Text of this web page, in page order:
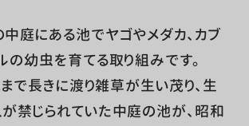
庭にある池でヤゴやメダカ、カブ
の幼虫を育てる取り組みです。
で長きに渡り雑草が生い茂り、生
禁じられていた中庭の池が、昭和